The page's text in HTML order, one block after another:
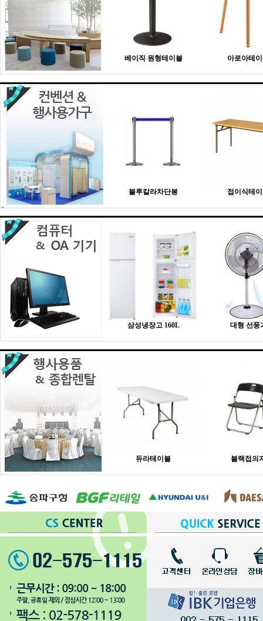
베이직 원형테이블 아로아테
블루칼라차단봉 접이식테
삼성냉장고 160L 대형 선풍
듀라테이블 블랙접의